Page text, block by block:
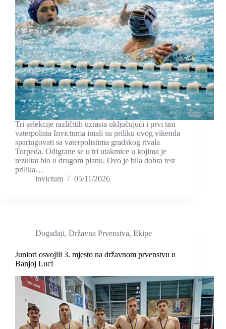
Tri selekcije različitih uzrasta uključujući i prvi tim
vaterpolista Invictuma imali su priliku ovog vikenda
sparingovati sa vaterpolistima gradskog rivala
Torpeda. Odigrane se u tri utakmice u kojima je
rezultat bio u drugom planu. Ovo je bila dobra test
prilika…
invictum
05/11/2026
Događaji, Državna Prvenstva, Ekipe
Juniori osvojili 3. mjesto na državnom prvenstvu u
Banjoj Luci